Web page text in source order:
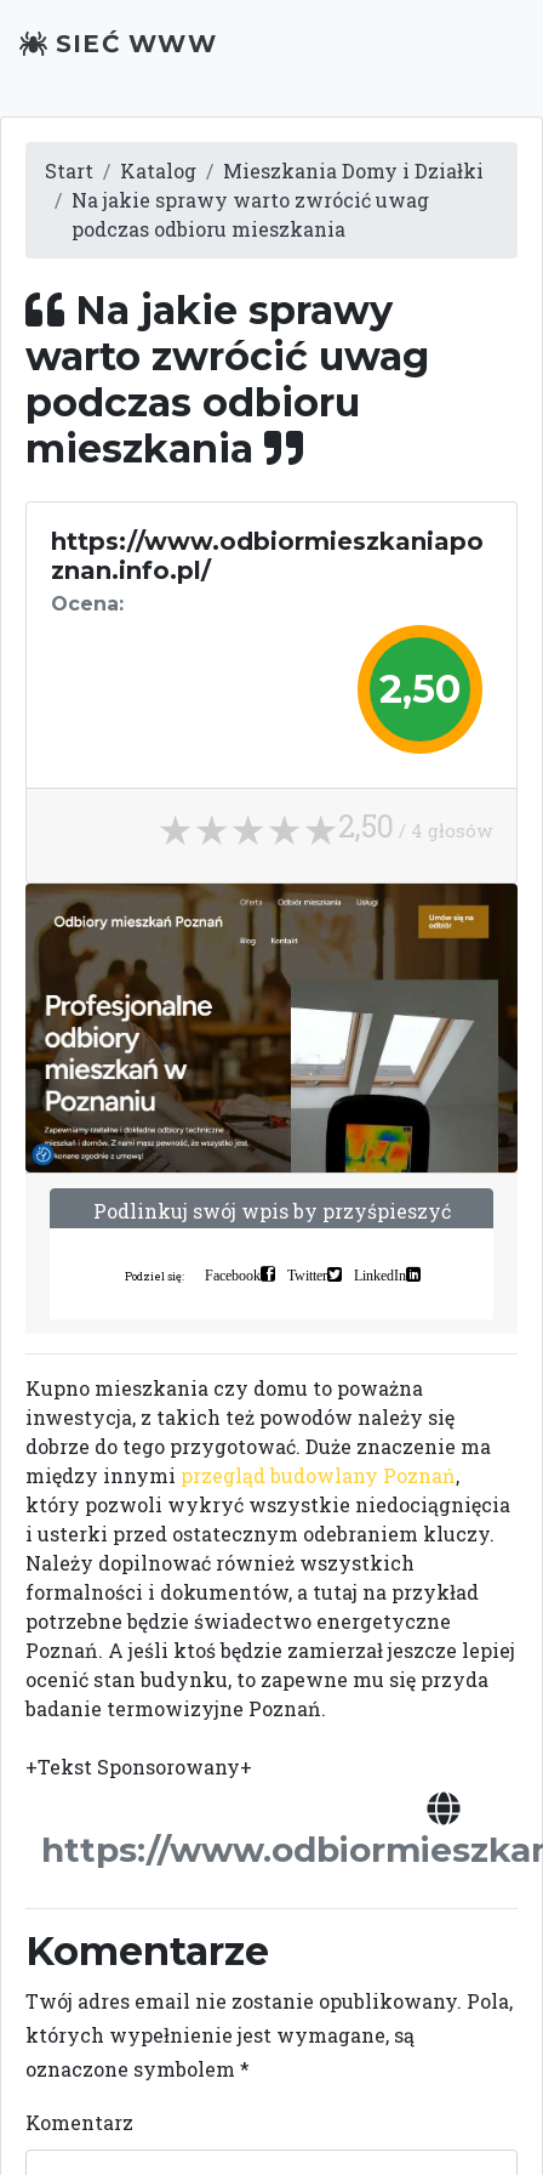
SIEĆ WWW
Start Katalog
Mieszkania Domy i Działki
Na jakie sprawy warto zwrócić uwag
podczas odbioru mieszkania
Na jakie sprawy
warto zwrócić uwag
podczas odbioru
mieszkania
https://www.odbiormieszkaniapo
znan.info.pl/
Ocena:
2,50
2,50 / 4 głosów
Podlinkuj swój wpisby przyśpieszyć
Podziel się: Facebook Twitter LinkedIn
Kupno mieszkania czy domu to poważna
inwestycja, z takich też powodów należy się
dobrze do tego przygotować. Duże znaczenie ma
między innymi przegląd budowlany Poznań,
który pozwoli wykryć wszystkie niedociągnięcia
i usterki przed ostatecznym odebraniem kluczy.
Należy dopilnować również wszystkich
formalności i dokumentów, a tutaj na przykład
potrzebne będzie świadectwo energetyczne
Poznań. A jeśli ktoś będzie zamierzał jeszcze lepiej
ocenić stan budynku, to zapewne mu się przyda
badanie termowizyjne Poznań.
+Tekst Sponsorowany+
https://
Komentarze
Twój adres email nie zostanie opublikowany. Pola,
których wypełnienie jest wymagane, są
oznaczone symbolem *
Komentarz